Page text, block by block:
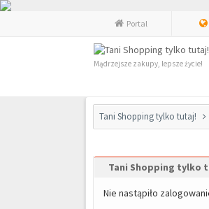
Portal
Mądrzejsze zakupy, lepsze życie!
Tani Shopping tylko tutaj!
Tani Shopping tylko
Nie nastąpiło